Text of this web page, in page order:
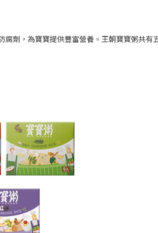
劑，為寶寶提供豐富營養。王朝寶寶粥共有